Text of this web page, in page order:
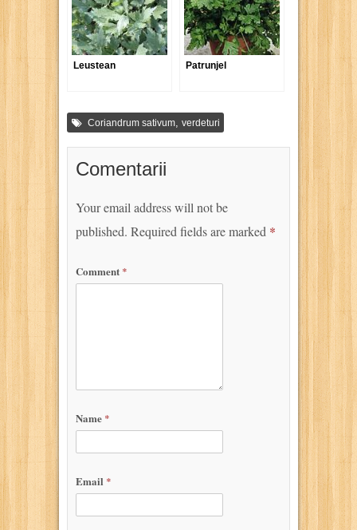
Leustean Patrunjel
Coriandrum sativum verdeturi
Comentarii
Your email address will not be
published. Required fields are marked *
Comment *
Name *
Email *